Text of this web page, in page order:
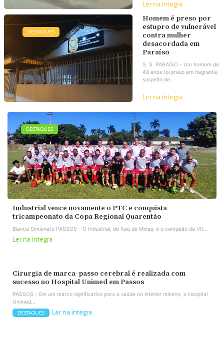
Ler na íntegra
DESTAQUES
Homem é preso por
estupro de vulnerável
contra mulher
desacordada em
Paraíso
S. S. PARAÍSO - Um homem de
48 anos foi preso em flagrante,
suspeito de...
Ler na íntegra
DESTAQUES
Industrial vence novamente o PTC e conquista
tricampeonato da Copa Regional Quarentão
Bianca Simionato PASSOS - O Industrial, de Itaú de Minas, é o campeão da VII...
Ler na íntegra
Cirurgia de marca-passo cerebral é realizada com
sucesso no Hospital Unimed em Passos
PASSOS - Em um marco significativo para a saúde no interior mineiro, o Hospital
Unimed...
DESTAQUES Ler na íntegra